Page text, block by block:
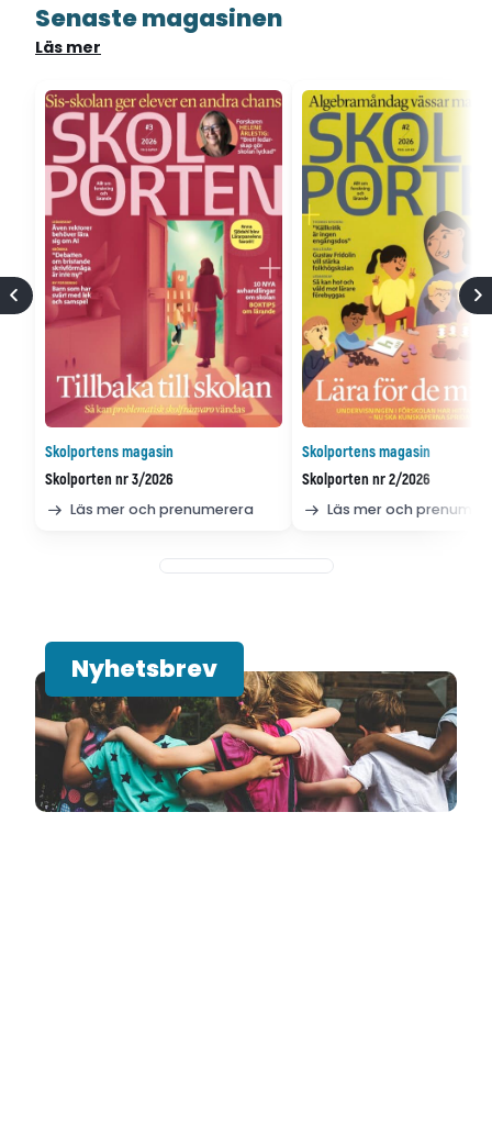
Senaste magasinen
Läs mer
Skolportens magasin
Skolporten nr 3/2026
Läs mer och prenumerera
Skolportens magasin
Skolporten nr 2/2026
Läs mer och
Nyhetsbrev